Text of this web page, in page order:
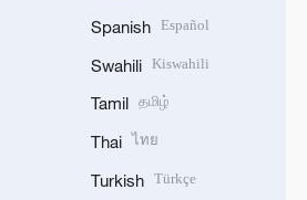
Spanish Español
Swahili Kiswahili
Tamil தமிழ்
Thai ไทย
Turkish Türkçe